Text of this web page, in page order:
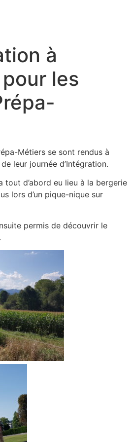
à
les
Métiers se sont rendus à
leur journée d’Intégration.
tout d’abord eu lieu à la bergerie
lors d’un pique-nique sur
permis de découvrir le